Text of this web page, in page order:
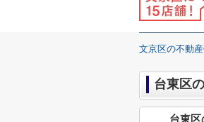
文京区の不動
台東区
台東区